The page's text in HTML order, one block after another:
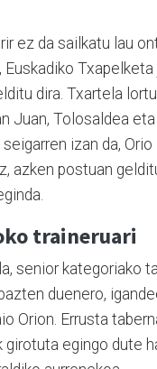
ez da sailkatu lau
Euskadiko
dira. Txartela
Juan, Tolosaldea
izan da, Orio
azken postuan
traineruari
senior kategoriako
duenero,
Orion. Errusta
girotuta egingo dute